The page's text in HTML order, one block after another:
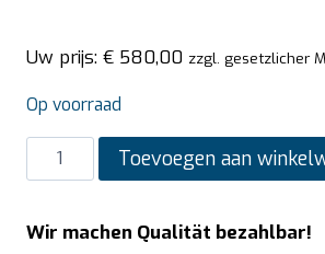
Uw prijs: € 580,00 zzgl. gesetzlicher
Op voorraad
SARO
Magnetron
model
Toevoegen aan
Wir machen Qualität bezahlbar!